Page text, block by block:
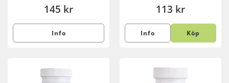
145 kr
Info
113 kr
Info Köp